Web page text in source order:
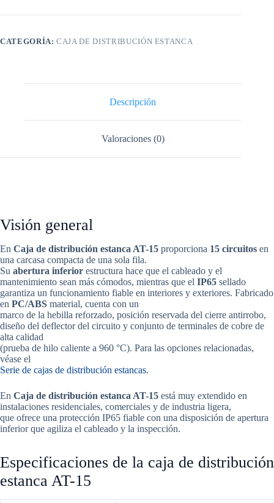
CATEGORÍA:CAJA DE DISTRIBUCIÓN ESTANCA
Descripción
Valoraciones (0)
Visión general
En Caja de distribución estanca AT-15 proporciona 15 circuitos en
una carcasa compacta de una sola fila.
Su abertura inferior estructura hace que el cableado y el
mantenimiento sean más cómodos, mientras que el IP65 sellado
garantiza un funcionamiento fiable en interiores y exteriores. Fabricado
en PC/ABS material, cuenta con un
marco de la hebilla reforzado, posición reservada del cierre antirrobo,
diseño del deflector del circuito y conjunto de terminales de cobre de
alta calidad
(prueba de hilo caliente a 960 °C). Para las opciones relacionadas,
véase el
Serie de cajas de distribución estancas.
En Caja de distribución estanca AT-15 está muy extendido en
instalaciones residenciales, comerciales y de industria ligera,
que ofrece una protección IP65 fiable con una disposición de apertura
inferior que agiliza el cableado y la inspección.
Especificaciones de la caja de distribución
estanca AT-15